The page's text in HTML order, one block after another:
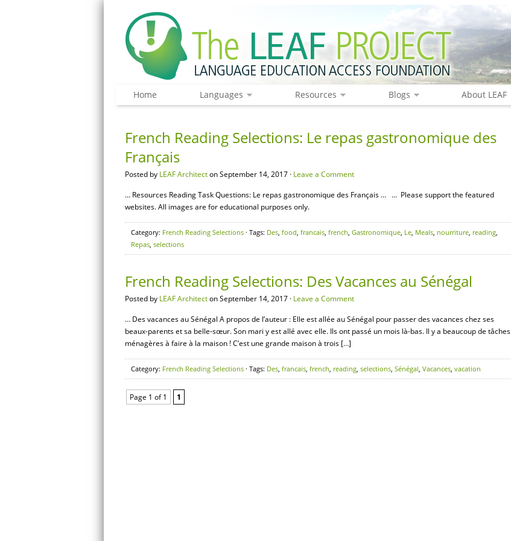
Home Languages Resources Blogs About LEAF
French Reading Selections: Le repas gastronomique des
Français
Posted by LEAF Architecton September 14, 2017 · Leave a Comment
… Resources Reading Task Questions: Le repas gastronomique des Français … … Please support the featured
websites. All images are for educational purposes only.
Category: French Reading Selections · Tags: Des, food, francais, french, Gastronomique, Le, Meals, nourriture, reading,
Repas, selections
French Reading Selections: Des Vacances au Sénégal
Posted by LEAF Architecton September 14, 2017 · Leave a Comment
… Des vacances au Sénégal A propos de l’auteur : Elle est allée au Sénégal pour passer des vacances chez ses
beaux-parents et sa belle-sœur. Son mari y est allé avec elle. Ils ont passé un mois là-bas. Il y a beaucoup de tâches
ménagères à faire à la maison ! C’est une grande maison à trois […]
Category: French Reading Selections · Tags: Des, francais, french, reading, selections, Sénégal, Vacances, vacation
Page 1 of 1 1